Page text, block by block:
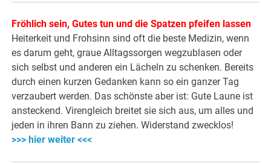
Fröhlich sein, Gutes tun und die Spatzen pfeifen lassen
Heiterkeit und Frohsinn sind oft die beste Medizin, wenn
es darum geht, graue Alltagssorgen wegzublasen oder
sich selbst und anderen ein Lächeln zu schenken. Bereits
durch einen kurzen Gedanken kann so ein ganzer Tag
verzaubert werden. Das schönste aber ist: Gute Laune ist
ansteckend. Virengleich breitet sie sich aus, um alles und
jeden in ihren Bann zu ziehen. Widerstand zwecklos!
>>> hier weiter <<<